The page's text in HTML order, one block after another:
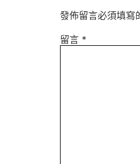
發佈留言必須填寫
留言 *